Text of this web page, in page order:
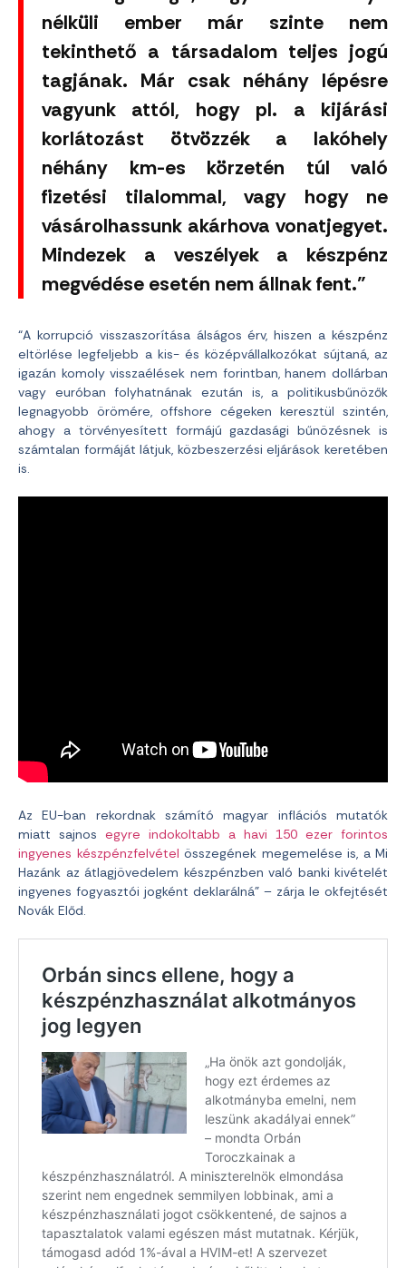
nélküli ember már szinte nem
tekinthető a társadalom teljes jogú
tagjának. Már csak néhány lépésre
vagyunk attól, hogy pl. a kijárási
korlátozást ötvözzék a lakóhely
néhány km-es körzetén túl való
fizetési tilalommal, vagy hogy ne
vásárolhassunk akárhova vonatjegyet.
Mindezek a veszélyek a készpénz
megvédése esetén nem állnak fent.”
“A korrupció visszaszorítása álságos érv, hiszen a készpénz
eltörlése legfeljebb a kis- és középvállalkozókat sújtaná, az
igazán komoly visszaélések nem forintban, hanem dollárban
vagy euróban folyhatnának ezután is, a politikusbűnözők
legnagyobb örömére, offshore cégeken keresztül szintén,
ahogy a törvényesített formájú gazdasági bűnözésnek is
számtalan formáját látjuk, közbeszerzési eljárások keretében
is.
Az EU-ban rekordnak számító magyar inflációs mutatók
miatt sajnos egyre indokoltabb a havi 150 ezer forintos
ingyenes készpénzfelvétel összegének megemelése is, a Mi
Hazánk az átlagjövedelem készpénzben való banki kivételét
ingyenes fogyasztói jogként deklarálná” – zárja le okfejtését
Novák Előd.